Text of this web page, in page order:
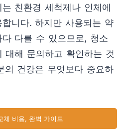
친환경 세척제나 인체에
니다. 하지만 사용되는 약
다를 수 있으므로, 청소
대해 문의하고 확인하는 것
의 건강은 무엇보다 중요하
체 비용, 완벽 가이드